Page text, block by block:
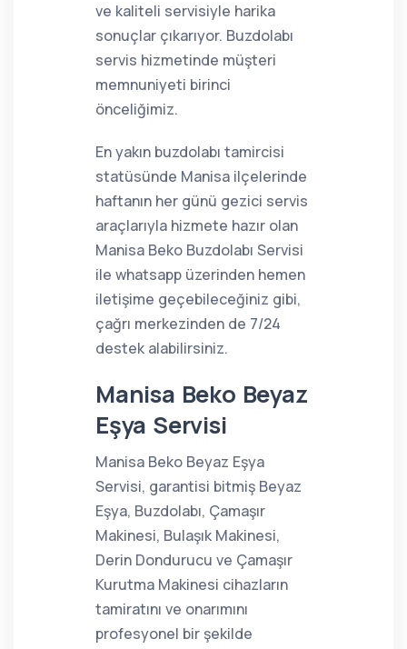
ve kaliteli servisiyle harika
sonuçlar çıkarıyor. Buzdolabı
servis hizmetinde müşteri
memnuniyeti birinci
önceliğimiz.
En yakın buzdolabı tamircisi
statüsünde Manisa ilçelerinde
haftanın her günü gezici servis
araçlarıyla hizmete hazır olan
Manisa Beko Buzdolabı Servisi
ile whatsapp üzerinden hemen
iletişime geçebileceğiniz gibi,
çağrı merkezinden de 7/24
destek alabilirsiniz.
Manisa Beko Beyaz
Eşya Servisi
Manisa Beko Beyaz Eşya
Servisi, garantisi bitmiş Beyaz
Eşya, Buzdolabı, Çamaşır
Makinesi, Bulaşık Makinesi,
Derin Dondurucu ve Çamaşır
Kurutma Makinesi cihazların
tamiratını ve onarımını
profesyonel bir şekilde